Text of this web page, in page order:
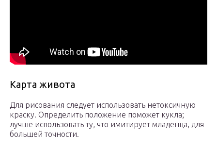
Карта живота
Для рисования следует использовать нетоксичную
краску. Определить положение поможет кукла;
лучше использовать ту, что имитирует младенца, для
большей точности.